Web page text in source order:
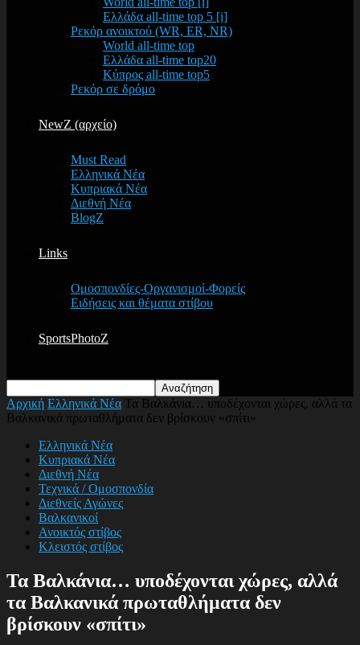
Ελλάδα all-time top 5 [i]
Ρεκόρ ανοικτού (WR, ER, NR)
World all-time top
Ελλάδα all-time top20
Κύπρος all-time top5
Ρεκόρ σε δρόμο
NewZ (αρχείο)
Must Read
Ελληνικά Νέα
Κυπριακά Νέα
Διεθνή Νέα
BlogZ
Links
Ομοσπονδίες-Οργανισμοί-Φορείς
Ειδήσεις και θέματα στίβου
SportsPhotoZ
Αρχική Ελληνικά Νέα Τα Βαλκάνια… υποδέχονται χώρες, αλλά τα
Βαλκανικά πρωταθλήματα δεν βρίσκουν «σπίτι»
Ελληνικά Νέα
Κυπριακά Νέα
Διεθνή Νέα
Τεχνικά / Ομοσπονδία
Διεθνείς Αγώνες
Βαλκανικοί
Ανοικτός στίβος
Κλειστός στίβος
Τα Βαλκάνια… υποδέχονται χώρες, αλλά
τα Βαλκανικά πρωταθλήματα δεν
βρίσκουν «σπίτι»